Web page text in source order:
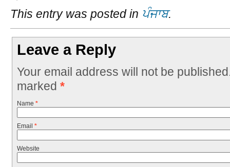
This entry was posted in ਪੰਜਾਬ.
Leave a Reply
Your email address will not be
marked *
Name *
Email *
Website